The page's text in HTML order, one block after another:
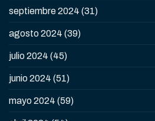
septiembre 2024 (31)
agosto 2024 (39)
julio 2024 (45)
junio 2024 (51)
mayo 2024 (59)